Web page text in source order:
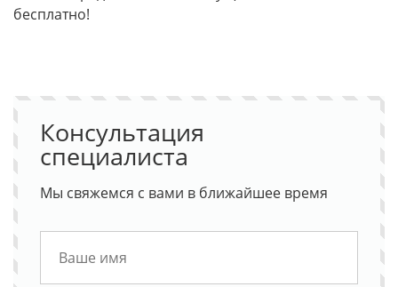
бесплатно!
Консультация
специалиста
Мы свяжемся с вами в ближайшее время